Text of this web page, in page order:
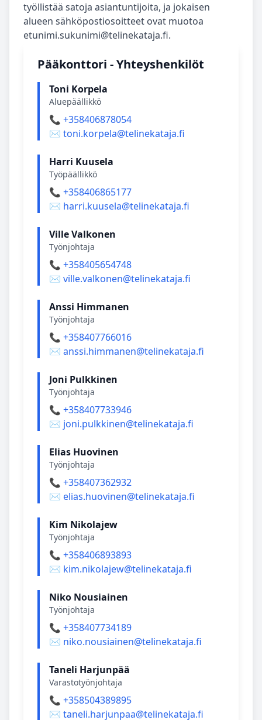
työllistää satoja asiantuntijoita, ja jokaisen
alueen sähköpostiosoitteet ovat muotoa
etunimi.sukunimi@telinekataja.fi.
Pääkonttori - Yhteyshenkilöt
Toni Korpela
Aluepäällikkö
📞 +358406878054
✉️ toni.korpela@telinekataja.fi
Harri Kuusela
Työpäällikkö
📞 +358406865177
✉️ harri.kuusela@telinekataja.fi
Ville Valkonen
Työnjohtaja
📞 +358405654748
✉️ ville.valkonen@telinekataja.fi
Anssi Himmanen
Työnjohtaja
📞 +358407766016
✉️ anssi.himmanen@telinekataja.fi
Joni Pulkkinen
Työnjohtaja
📞 +358407733946
✉️ joni.pulkkinen@telinekataja.fi
Elias Huovinen
Työnjohtaja
📞 +358407362932
✉️ elias.huovinen@telinekataja.fi
Kim Nikolajew
Työnjohtaja
📞 +358406893893
✉️ kim.nikolajew@telinekataja.fi
Niko Nousiainen
Työnjohtaja
📞 +358407734189
✉️ niko.nousiainen@telinekataja.fi
Taneli Harjunpää
Varastotyönjohtaja
📞 +358504389895
✉️ taneli.harjunpaa@telinekataja.fi